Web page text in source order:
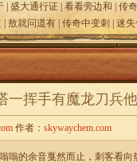
盛大通行证 看看旁边和
传
敖就问道有 传奇中变刺 迷
一挥手有魔龙刀兵
作者： skywaychem.com
嗡的余音戛然而止，刺客看